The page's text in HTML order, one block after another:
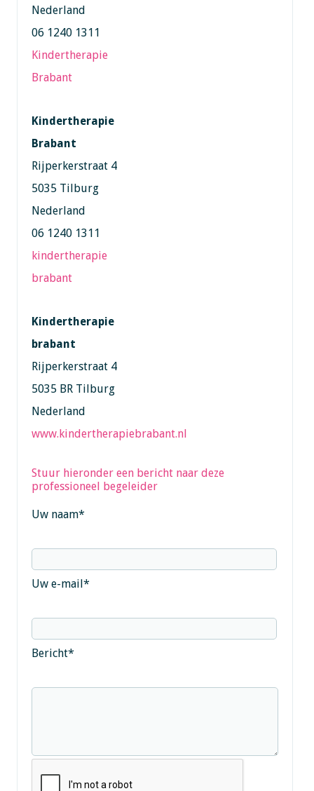
Nederland
06 1240 1311
Kindertherapie
Brabant
Kindertherapie
Brabant
Rijperkerstraat 4
5035 Tilburg
Nederland
06 1240 1311
kindertherapie
brabant
Kindertherapie
brabant
Rijperkerstraat 4
5035 BR Tilburg
Nederland
www.kindertherapiebrabant.nl
Stuur hieronder een bericht naar deze
professioneel begeleider
Uw naam*
Uw e-mail*
Bericht*